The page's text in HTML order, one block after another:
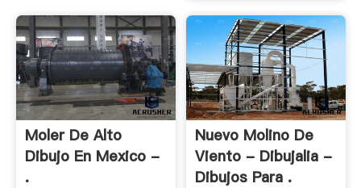
Moler De Alto
Dibujo En Mexico -
.
Nuevo Molino De
Viento - Dibujalia -
Dibujos Para .